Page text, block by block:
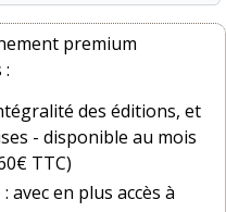
premium
des éditions, et
- disponible au mois
TTC)
: avec en plus accès à